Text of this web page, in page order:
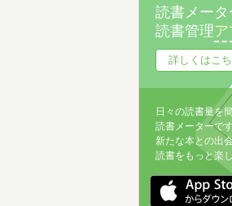
読書メータ
読書管理ア
詳しくはこ
日々の読書量を
読書メーターです
新たな本との出
読書をもっと楽